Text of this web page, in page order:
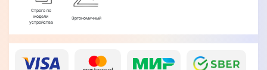
Строго по
модели
устройства
Эргономичный